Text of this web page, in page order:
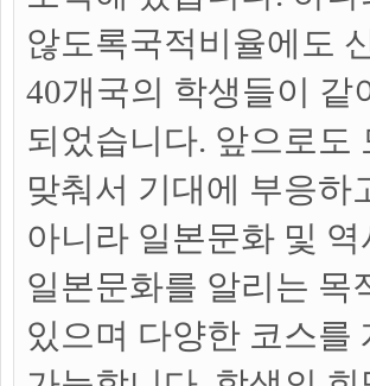
않도록국적비율에도
40개국의 학생들이 같
되었습니다. 앞으로도
맞춰서 기대에 부응하
아니라 일본문화 및
일본문화를 알리는 목
있으며 다양한 코스를